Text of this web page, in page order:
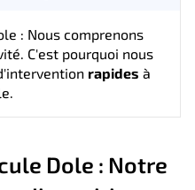
: Nous comprenons
C'est pourquoi nous
rapides à
Dole : Notre